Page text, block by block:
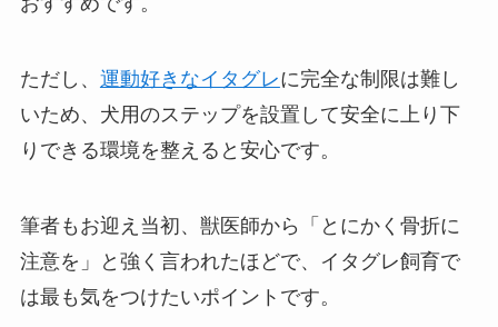
ただし、 運動好きなイタグレに完全な制限は難し
いため、犬用のステップを設置して安全に上り下
りできる環境を整えると安心です。
筆者もお迎え当初、獣医師から「とにかく骨折に
注意を」と強く言われたほどで、イタグレ飼育で
は最も気をつけたいポイントです。